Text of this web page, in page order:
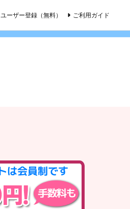
ユーザー登録（無料） ご利用ガイド